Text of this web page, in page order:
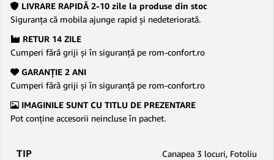
LIVRARE RAPIDĂ 2-10 zile la produse din stoc
Siguranţa că mobila ajunge rapid şi nedeteriorată.
RETUR 14 ZILE
Cumperi fără griji şi în siguranţă pe rom-confort.ro
GARANŢIE 2 ANI
Cumperi fără griji şi în siguranţă pe rom-confort.ro
IMAGINILE SUNT CU TITLU DE PREZENTARE
Pot conține accesorii neincluse în pachet.
TIP Canapea 3 locuri, Fotoliu